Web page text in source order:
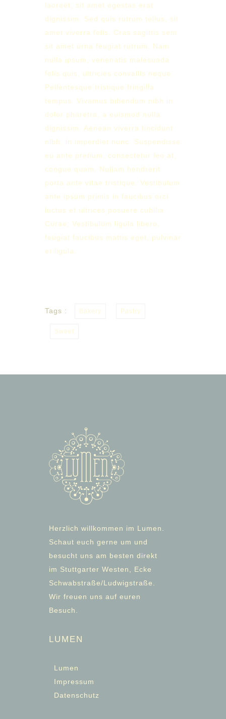
laoreet, sit amet egestas erat
dignissim. Sed quis rutrum tellus, sit
amet viverra felis. Cras sagittis sem
sit amet urna feugiat rutrum. Nam
nulla ipsum, venenatis malesuada
felis quis, ultricies convallis neque.
Pellentesque tristique fringilla
tempus. Vivamus bibendum nibh in
dolor pharetra, a euismod nulla
dignissim. Aenean viverra tincidunt
nibh, in imperdiet nunc. Suspendisse
eu ante pretium, consectetur leo at,
congue quam. Nullam hendrerit
porta ante vitae tristique. Vestibulum
ante ipsum primis in faucibus orci
luctus et ultrices posuere cubilia
Curae; Vestibulum ligula libero,
feugiat faucibus mattis eget, pulvinar
et ligula.
Tags : Bakery Pastry
Sweet
Herzlich willkommen im Lumen.
Schaut euch gerne um und
besucht uns am besten direkt
im Stuttgarter Westen, Ecke
Schwabstraße/Ludwigstraße.
Wir freuen uns auf euren
Besuch.
LUMEN
Lumen
Impressum
Datenschutz